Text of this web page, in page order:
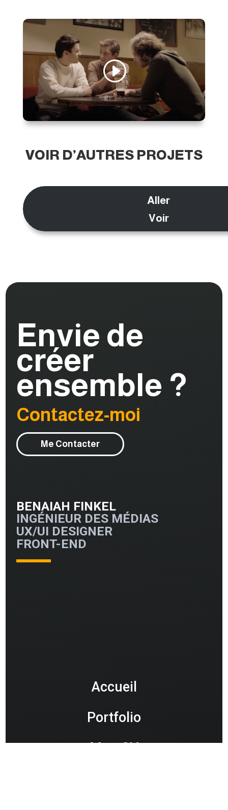
VOIR D’AUTRES PROJETS
Aller
Voir
Envie de
créer
ensemble ?
Contactez-moi
Me Contacter
BENAIAH FINKEL
INGÉNIEUR DES MÉDIAS
UX/UI DESIGNER
FRONT-END
Accueil
Portfolio
Mon CV